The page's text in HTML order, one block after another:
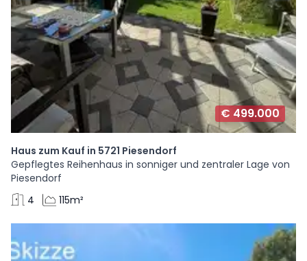
€ 499.000
Haus zum Kauf in 5721 Piesendorf
Gepflegtes Reihenhaus in sonniger und zentraler Lage von
Piesendorf
4
115m²